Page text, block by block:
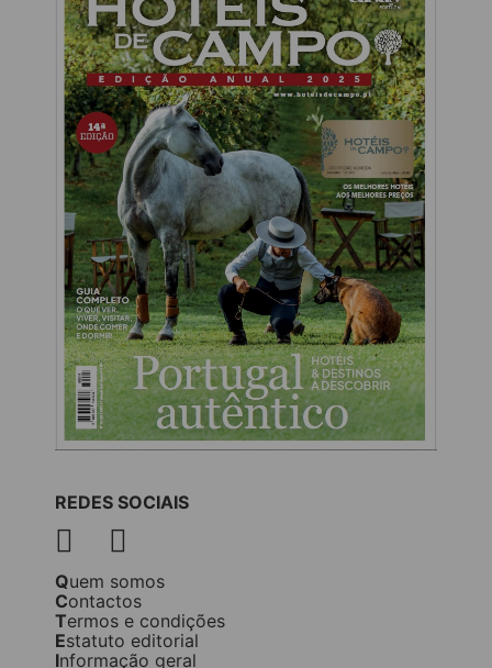
REDES SOCIAIS
Quem somos
Contactos
Termos e condições
Estatuto editorial
Informação geral